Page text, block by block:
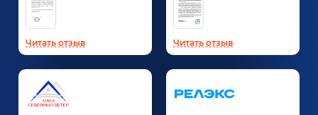
Читать отзыв Читать отзыв